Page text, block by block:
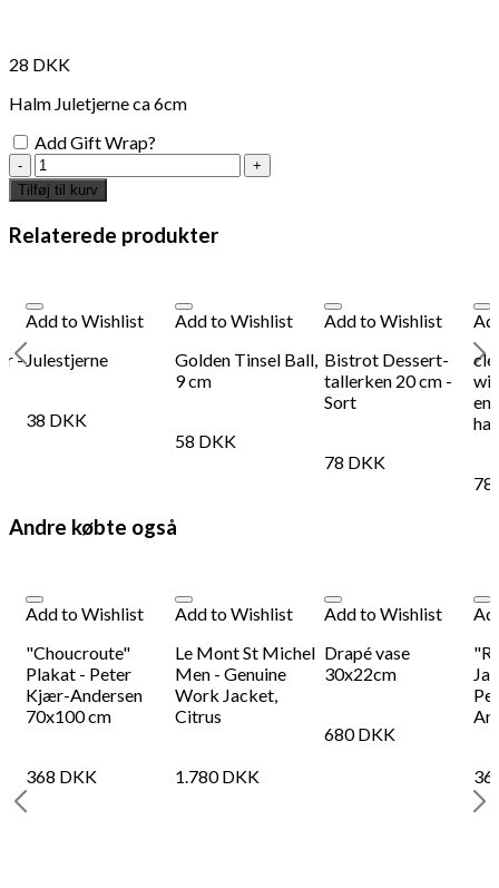
28 DKK
Halm Juletjerne ca 6cm
Add Gift Wrap?
Julestjerne
antal
Tilføj til kurv
Relaterede produkter
-
Add to Wishlist
Julestjerne
38 DKK
Add to Wishlist
Golden Tinsel Ball,
9 cm
58 DKK
Add to Wishlist
Bistrot Dessert-
tallerken 20 cm -
Sort
78 DKK
78
Andre købte også
Add to Wishlist
"Choucroute"
Plakat - Peter
Kjær-Andersen
70x100 cm
368 DKK
Add to Wishlist
Le Mont St Michel
Men - Genuine
Work Jacket,
Citrus
1.780DKK
Add to Wishlist
Drapé vase
30x22cm
680DKK